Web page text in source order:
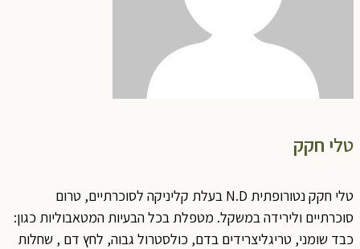
טלי חקק
טלי חקק נטורופתית N.D בעלת קליניקה לסוכרתיים, טרום
סוכרתיים ולירידה במשקל. מטפלת בכל הבעיות המטאבוליות כגון:
כבד שומני, טריגליצרידים בדם, כולסטרול גבוה, לחץ דם , שחלות